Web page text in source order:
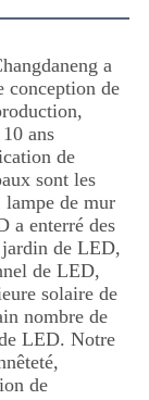
a
conception de
ans
de
sont les
de mur
a enterré des
de LED,
de LED,
solaire de
nombre de
LED. Notre
de